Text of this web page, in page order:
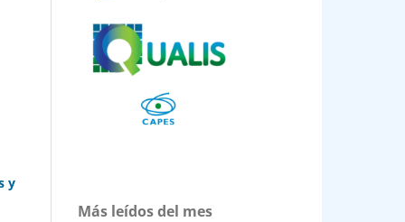
y
Más leídos del mes